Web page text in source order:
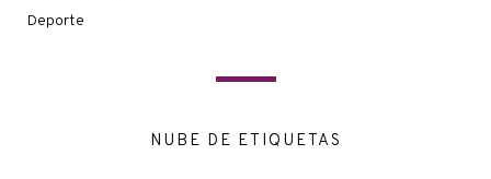
Deporte
NUBE DE ETIQUETAS